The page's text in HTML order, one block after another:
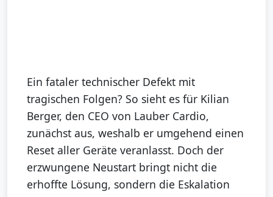
Ein fataler technischer Defekt mit
tragischen Folgen? So sieht es für Kilian
Berger, den CEO von Lauber Cardio,
zunächst aus, weshalb er umgehend einen
Reset aller Geräte veranlasst. Doch der
erzwungene Neustart bringt nicht die
erhoffte Lösung, sondern die Eskalation